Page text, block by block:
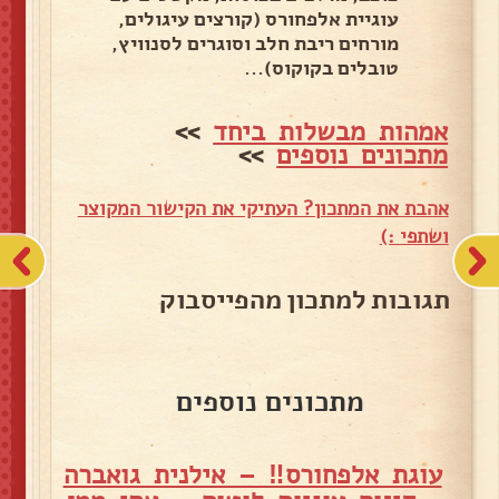
עוגיית אלפחורס (קורצים עיגולים,
מורחים ריבת חלב וסוגרים לסנוויץ,
טובלים בקוקוס)...
אמהות מבשלות ביחד >>
מתכונים נוספים>>
אהבת את המתכון? העתיקי את הקישור המקוצר
ושתפי :)
תגובות למתכון מהפייסבוק
מתכונים נוספים
עוגת אלפחורס‼ – אילנית גואברה